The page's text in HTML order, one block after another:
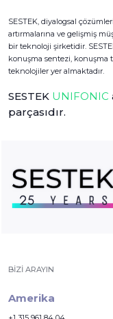
SESTEK, diyalogsal
artırmalarına ve gelişmiş
bir teknoloji şirketidir.
konuşma sentezi, konuşma
teknolojiler yer almaktadır.
SESTEK UNIFONIC
parçasıdır.
BIZI ARAYIN
Amerika